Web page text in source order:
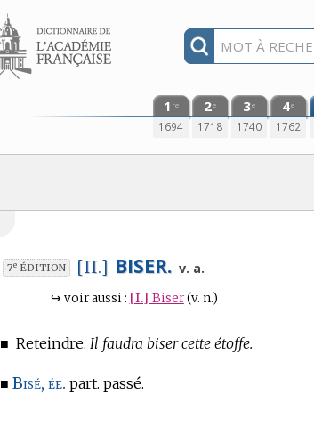
Aller au contenu
1 re
1694
2e
1718
3e
1740
4e
1762
7e ÉDITION [II.] BISER. v. a.
↪ voir aussi : [I.] Biser(v. n.)
■ Reteindre. Il faudra biser cette étoffe.
■ Bisé, ée. part. passé.